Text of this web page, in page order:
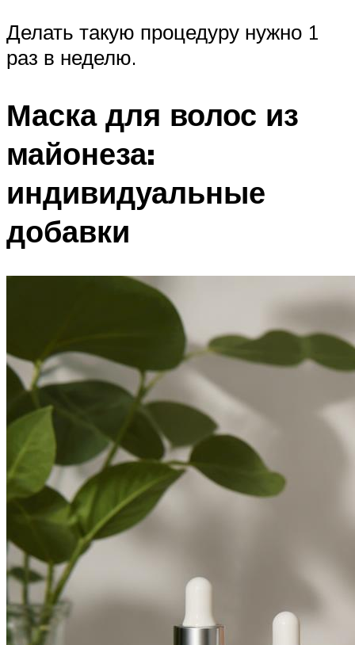
Делать такую процедуру нужно 1
раз в неделю.
Маска для волос из
майонеза:
индивидуальные
добавки